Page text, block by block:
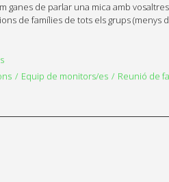
ganes de parlar una mica amb
de famílies de tots els grups (menys
Equip de monitors/es
Reunió de